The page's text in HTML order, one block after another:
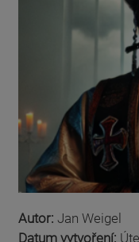
Autor: Jan Weigel
Datum vytvoření: